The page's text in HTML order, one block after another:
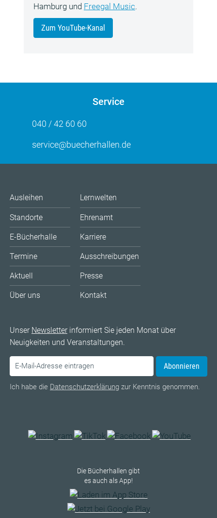
Hamburg und Freegal Music.
Zum YouTube-Kanal
Service
040 / 42 60 60
service@buecherhallen.de
Ausleihen
Standorte
E-Bücherhalle
Termine
Aktuell
Über uns
Lernwelten
Ehrenamt
Karriere
Ausschreibungen
Presse
Kontakt
Unser Newsletterinformiert Sie jeden Monat über
Neuigkeiten und Veranstaltungen.
Abonnieren
Ich habe die Datenschutzerklärung zur Kenntnis genommen.
Die Bücherhallen gibt
es auch als App!